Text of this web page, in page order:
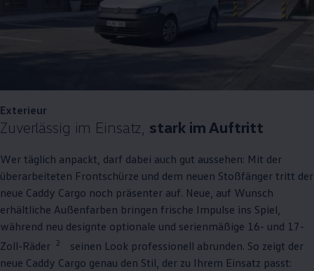
Exterieur
Zuverlässig im Einsatz, stark im Auftritt
Wer täglich anpackt, darf dabei auch gut aussehen: Mit der
überarbeiteten Frontschürze und dem neuen Stoßfänger tritt der
neue Caddy Cargo noch präsenter auf. Neue, auf Wunsch
erhältliche Außenfarben bringen frische Impulse ins Spiel,
während neu designte optionale und serienmäßige 16- und 17-
Zoll-Räder 2
seinen Look professionell abrunden. So zeigt der
neue Caddy Cargo genau den Stil, der zu Ihrem Einsatz passt: